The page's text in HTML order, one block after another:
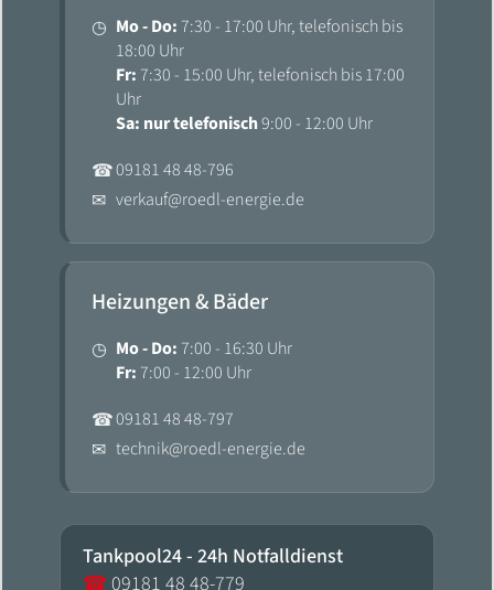
◷ Mo - Do: 7:30 - 17:00 Uhr, telefonisch bis
18:00 Uhr
Fr: 7:30 - 15:00 Uhr, telefonisch bis 17:00
Uhr
Sa: nur telefonisch9:00 - 12:00 Uhr
☎09181 48 48-796
✉ verkauf@roedl-energie.de
Heizungen & Bäder
◷ Mo - Do: 7:00 - 16:30 Uhr
Fr: 7:00 - 12:00 Uhr
☎09181 48 48-797
✉ technik@roedl-energie.de
Tankpool24 - 24h Notfalldienst
☎ 09181 48 48-779